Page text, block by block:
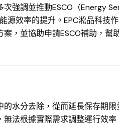
強調並推動ESCO（Energy
源效率的提升。EPC淞品科技
，並協助申請ESCO補助，幫
水分去除，從而延長保存期限
法根據實際需求調整運行效率